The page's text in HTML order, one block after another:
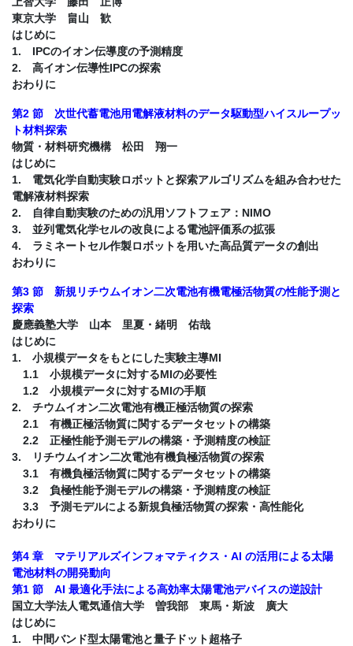
東京大学 畠山 歓
はじめに
1. IPCのイオン伝導度の予測精度
2. 高イオン伝導性IPCの探索
おわりに
第2 節 次世代蓄電池用電解液材料のデータ駆動型ハイスループッ
ト材料探索
物質・材料研究機構 松田 翔一
はじめに
1. 電気化学自動実験ロボットと探索アルゴリズムを組み合わせた
電解液材料探索
2. 自律自動実験のための汎用ソフトフェア：NIMO
3. 並列電気化学セルの改良による電池評価系の拡張
4. ラミネートセル作製ロボットを用いた高品質データの創出
おわりに
第3 節 新規リチウムイオン二次電池有機電極活物質の性能予測と
探索
慶應義塾大学 山本 里夏・緒明 佑哉
はじめに
1. 小規模データをもとにした実験主導MI
1.1 小規模データに対するMIの必要性
1.2 小規模データに対するMIの手順
2. チウムイオン二次電池有機正極活物質の探索
2.1 有機正極活物質に関するデータセットの構築
2.2 正極性能予測モデルの構築・予測精度の検証
3. リチウムイオン二次電池有機負極活物質の探索
3.1 有機負極活物質に関するデータセットの構築
3.2 負極性能予測モデルの構築・予測精度の検証
3.3 予測モデルによる新規負極活物質の探索・高性能化
おわりに
第4 章 マテリアルズインフォマティクス・AI の活用による太陽
電池材料の開発動向
第1 節 AI 最適化手法による高効率太陽電池デバイスの逆設計
国立大学法人電気通信大学 曽我部 東馬・斯波 廣大
はじめに
1. 中間バンド型太陽電池と量子ドット超格子